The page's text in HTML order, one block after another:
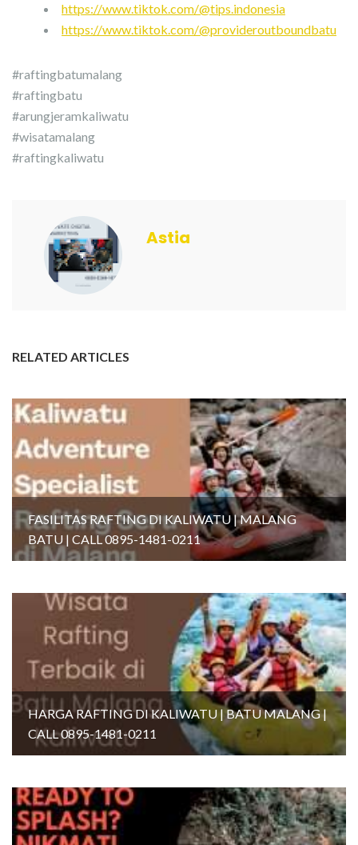
https://www.tiktok.com/@tips.indonesia
https://www.tiktok.com/@provideroutboundbatu
#raftingbatumalang
#raftingbatu
#arungjeramkaliwatu
#wisatamalang
#raftingkaliwatu
Astia
RELATED ARTICLES
FASILITAS RAFTING DI KALIWATU | MALANG
BATU | CALL 0895-1481-0211
HARGA RAFTING DI KALIWATU | BATU MALANG |
CALL 0895-1481-0211